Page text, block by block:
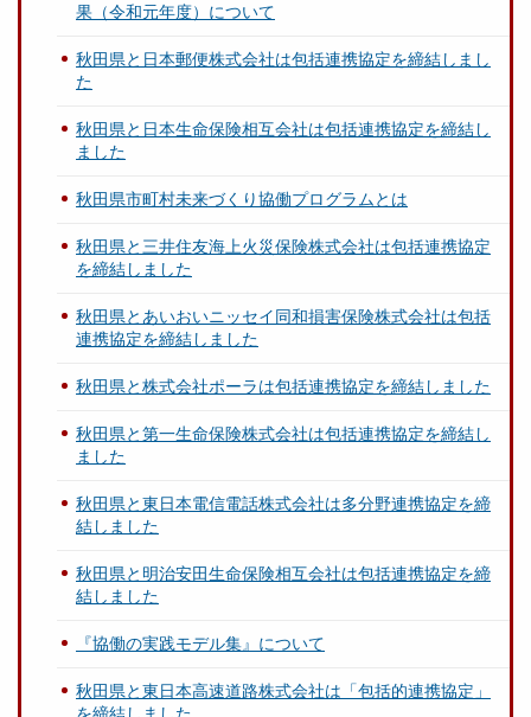
果（令和元年度）について
秋田県と日本郵便株式会社は包括連携協定を締結しまし
た
秋田県と日本生命保険相互会社は包括連携協定を締結し
ました
秋田県市町村未来づくり協働プログラムとは
秋田県と三井住友海上火災保険株式会社は包括連携協定
を締結しました
秋田県とあいおいニッセイ同和損害保険株式会社は包括
連携協定を締結しました
秋田県と株式会社ポーラは包括連携協定を締結しました
秋田県と第一生命保険株式会社は包括連携協定を締結し
ました
秋田県と東日本電信電話株式会社は多分野連携協定を締
結しました
秋田県と明治安田生命保険相互会社は包括連携協定を締
結しました
『協働の実践モデル集』について
秋田県と東日本高速道路株式会社は「包括的連携協定」
を締結しました